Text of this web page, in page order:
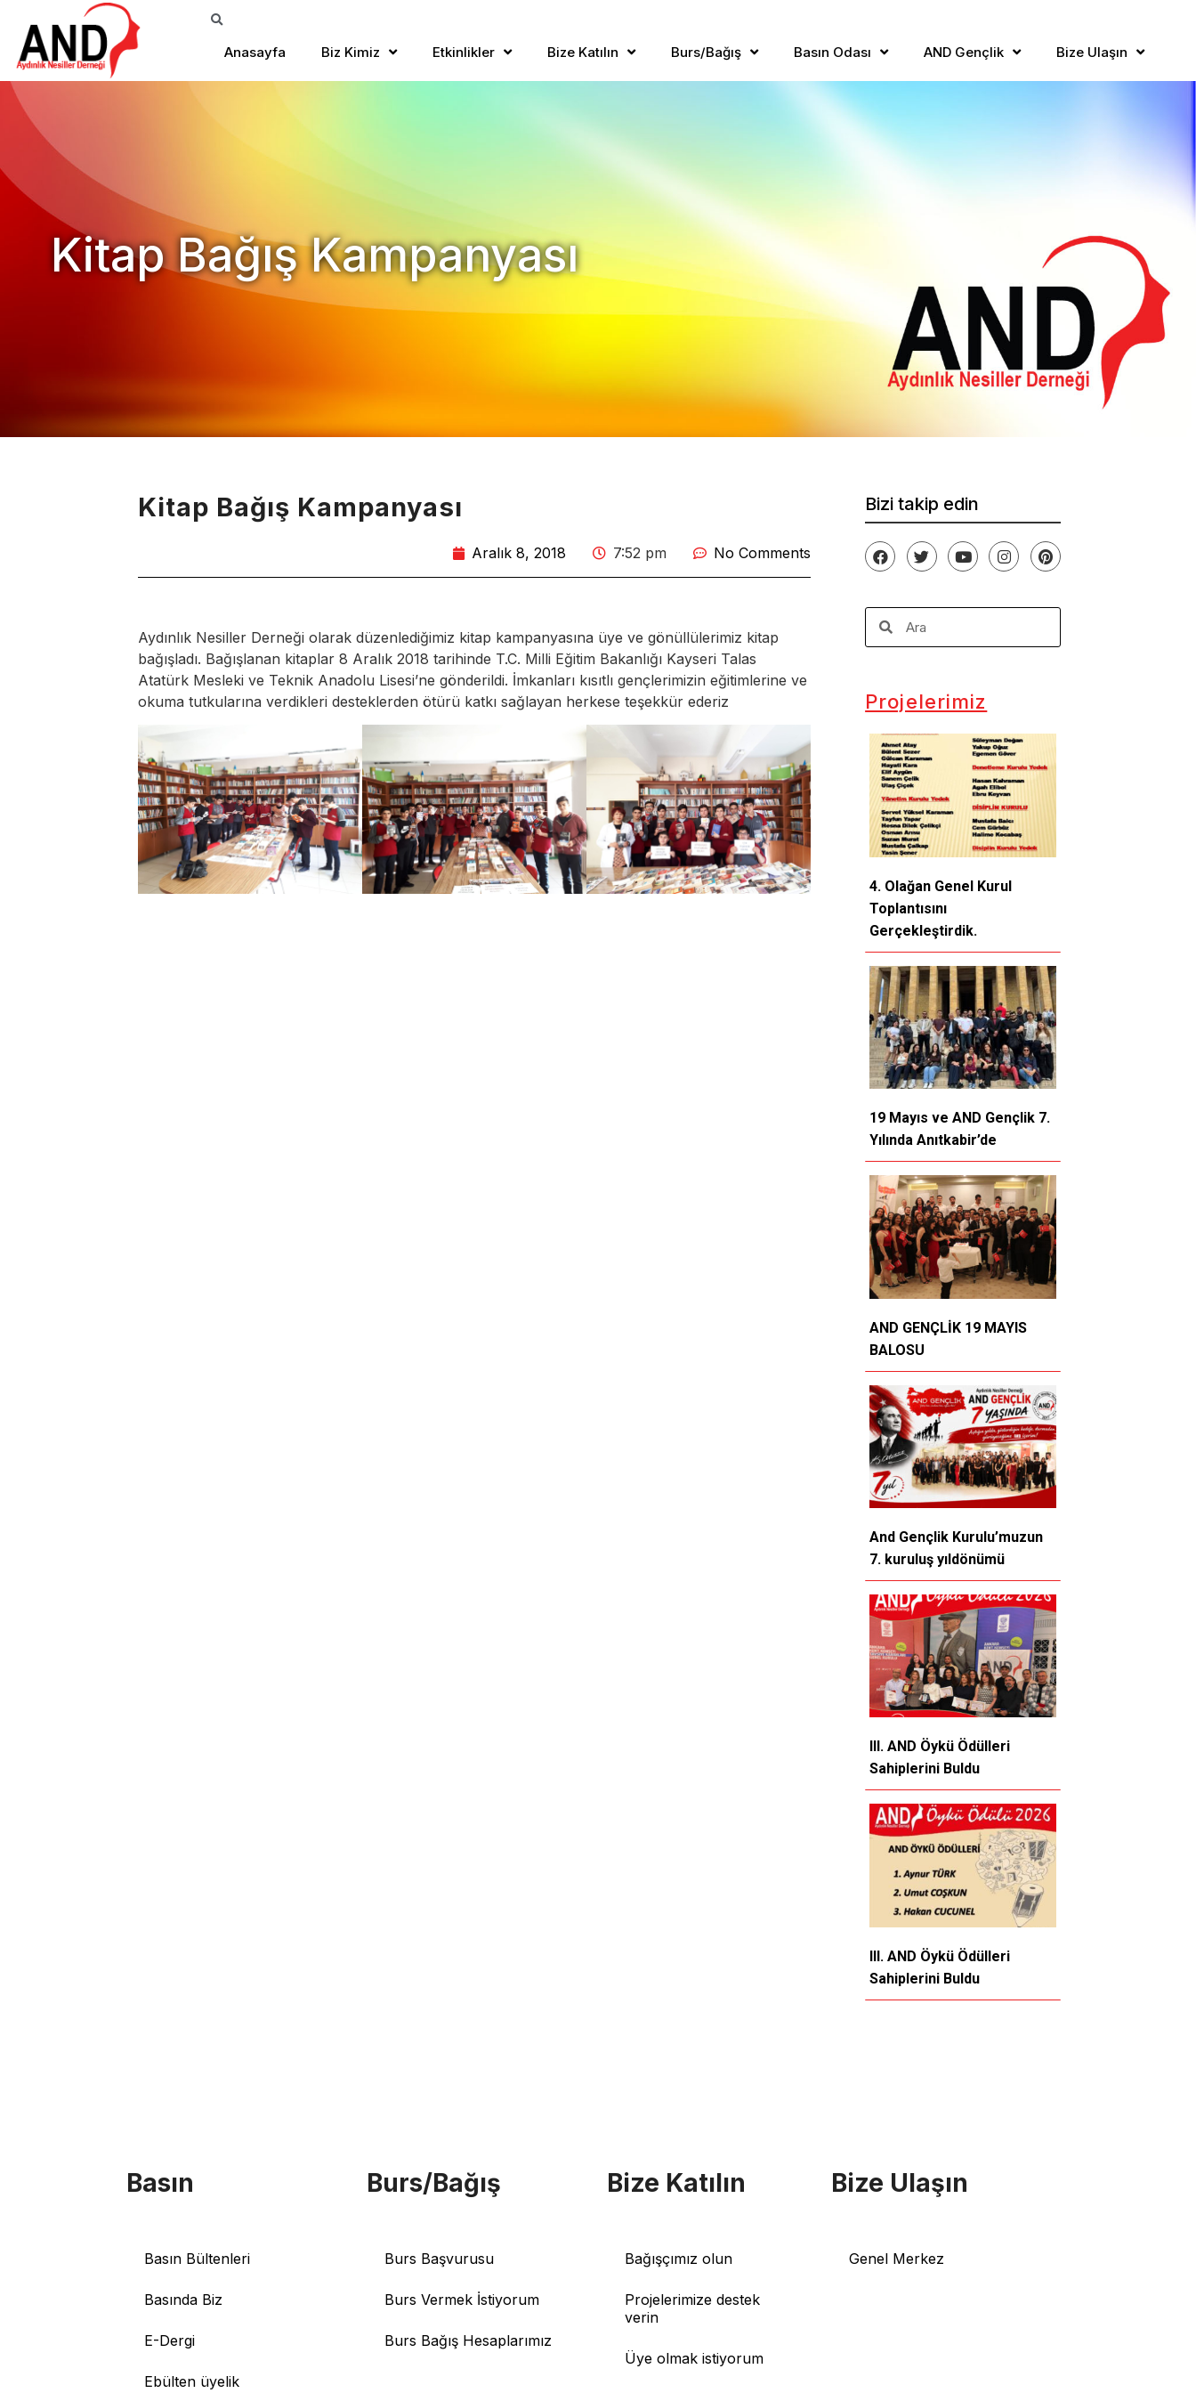
Anasayfa Biz Kimiz Etkinlikler Bize Katılın Burs/Bağış Basın Odası AND Gençlik Bize Ulaşın
Kitap Bağış Kampanyası
Kitap Bağış Kampanyası
Aralık 8, 2018 7:52 pm No Comments
Aydınlık Nesiller Derneği olarak düzenlediğimiz kitap kampanyasına üye ve gönüllülerimiz kitap
bağışladı. Bağışlanan kitaplar 8 Aralık 2018 tarihinde T.C. Milli Eğitim Bakanlığı Kayseri Talas
Atatürk Mesleki ve Teknik Anadolu Lisesi’ne gönderildi. İmkanları kısıtlı gençlerimizin eğitimlerine ve
okuma tutkularına verdikleri desteklerden ötürü katkı sağlayan herkese teşekkür ederiz
Bizi takip edin
Projelerimiz
4. Olağan Genel Kurul
Toplantısını
Gerçekleştirdik.
19 Mayıs ve AND Gençlik 7.
Yılında Anıtkabir’de
AND GENÇLİK 19 MAYIS
BALOSU
And Gençlik Kurulu’muzun
7. kuruluş yıldönümü
III. AND Öykü Ödülleri
Sahiplerini Buldu
III. AND Öykü Ödülleri
Sahiplerini Buldu
Basın
Basın Bültenleri
Basında Biz
E-Dergi
Ebülten üyelik
Burs/Bağış
Burs Başvurusu
Burs Vermek İstiyorum
Burs Bağış Hesaplarımız
Bize Katılın
Bağışçımız olun
Projelerimize destek
verin
Üye olmak istiyorum
Bize Ulaşın
Genel Merkez